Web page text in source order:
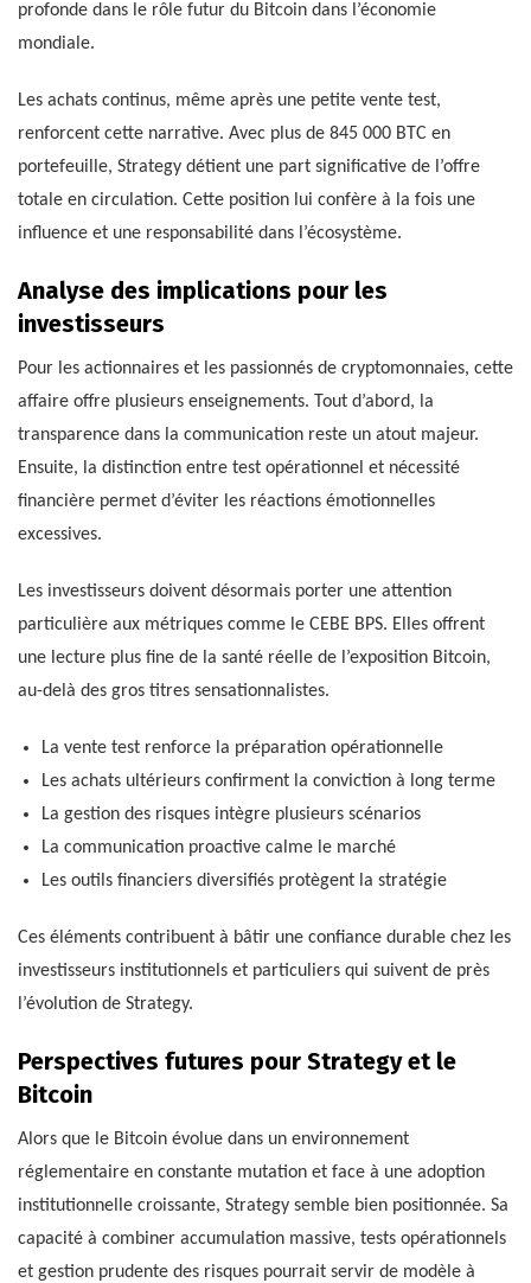
profonde dans le rôle futur du Bitcoin dans l’économie
mondiale.
Les achats continus, même après une petite vente test,
renforcent cette narrative. Avec plus de 845 000 BTC en
portefeuille, Strategy détient une part significative de l’offre
totale en circulation. Cette position lui confère à la fois une
influence et une responsabilité dans l’écosystème.
Analyse des implications pour les
investisseurs
Pour les actionnaires et les passionnés de cryptomonnaies, cette
affaire offre plusieurs enseignements. Tout d’abord, la
transparence dans la communication reste un atout majeur.
Ensuite, la distinction entre test opérationnel et nécessité
financière permet d’éviter les réactions émotionnelles
excessives.
Les investisseurs doivent désormais porter une attention
particulière aux métriques comme le CEBE BPS. Elles offrent
une lecture plus fine de la santé réelle de l’exposition Bitcoin,
au-delà des gros titres sensationnalistes.
La vente test renforce la préparation opérationnelle
Les achats ultérieurs confirment la conviction à long terme
La gestion des risques intègre plusieurs scénarios
La communication proactive calme le marché
Les outils financiers diversifiés protègent la stratégie
Ces éléments contribuent à bâtir une confiance durable chez les
investisseurs institutionnels et particuliers qui suivent de près
l’évolution de Strategy.
Perspectives futures pour Strategy et le
Bitcoin
Alors que le Bitcoin évolue dans un environnement
réglementaire en constante mutation et face à une adoption
institutionnelle croissante, Strategy semble bien positionnée. Sa
capacité à combiner accumulation massive, tests opérationnels
et gestion prudente des risques pourrait servir de modèle à